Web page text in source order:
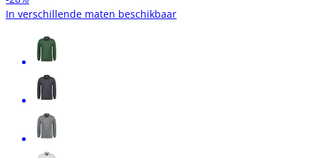
In verschillende maten beschikbaar